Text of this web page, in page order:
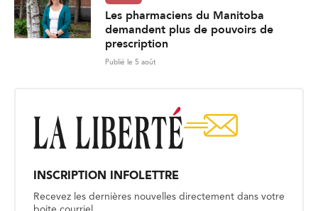
Les pharmaciens du Manitoba
demandent plus de pouvoirs de
prescription
Publié le 5 août
INSCRIPTION INFOLETTRE
Recevez les dernières nouvelles directement dans votre